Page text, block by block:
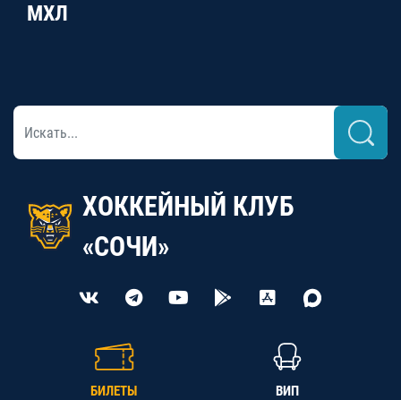
МХЛ
ХОККЕЙНЫЙ КЛУБ
«СОЧИ»
БИЛЕТЫ ВИП